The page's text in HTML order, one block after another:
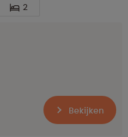
2
Bekijken